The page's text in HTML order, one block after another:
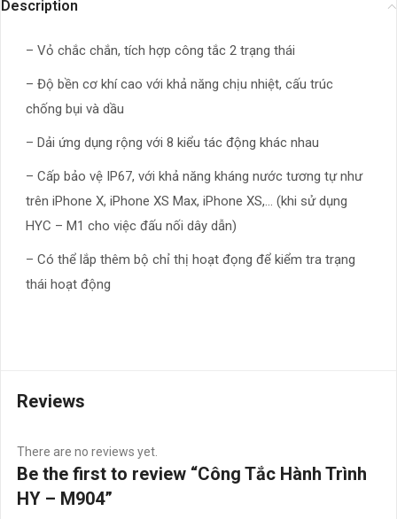
Description
– Vỏ chắc chắn, tích hợp công tắc 2 trạng thái
– Độ bền cơ khí cao với khả năng chịu nhiệt, cấu trúc
chống bụi và dầu
– Dải ứng dụng rộng với 8 kiểu tác động khác nhau
– Cấp bảo vệ IP67, với khả năng kháng nước tương tự như
trên iPhone X, iPhone XS Max, iPhone XS,… (khi sử dụng
HYC – M1 cho việc đấu nối dây dẫn)
– Có thể lắp thêm bộ chỉ thị hoạt đọng để kiểm tra trạng
thái hoạt động
Reviews
There are no reviews yet.
Be the first to review “Công Tắc Hành Trình
HY – M904”